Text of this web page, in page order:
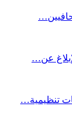
عن…
تنظيمية…